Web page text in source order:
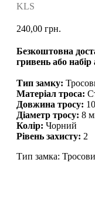
KLS
240,00 грн.
Безкоштовна
гривень або набір
Тип замку:
Матеріал троса:
Довжина тросу:
Діаметр тросу: 8
Колір: Чорний
Рівень захисту: 2
Тип замка: